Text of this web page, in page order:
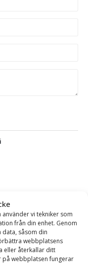
vi tekniker som
från din enhet. Genom
data, såsom din
webbplatsens
eller återkallar ditt
på webbplatsen fungerar
kg, max balstorlek
fördelar trycket jämnt
eller går sönder.